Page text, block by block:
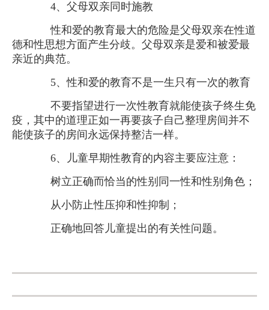
4、父母双亲同时施教
性和爱的教育最大的危险是父母双亲在性道
德和性思想方面产生分歧。父母双亲是爱和被爱最
亲近的典范。
5、性和爱的教育不是一生只有一次的教育
不要指望进行一次性教育就能使孩子终生免
疫，其中的道理正如一再要孩子自己整理房间并不
能使孩子的房间永远保持整洁一样。
6、儿童早期性教育的内容主要应注意：
树立正确而恰当的性别同一性和性别角色；
从小防止性压抑和性抑制；
正确地回答儿童提出的有关性问题。